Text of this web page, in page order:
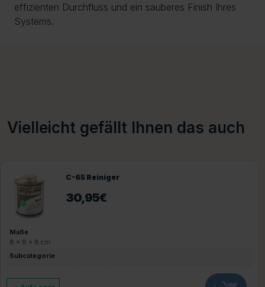
effizienten Durchfluss und ein sauberes Finish Ihres
Systems.
Vielleicht gefällt Ihnen das auch
C-65 Reiniger
30,95€
Maße
8 × 8 × 8 cm
Subcategorie